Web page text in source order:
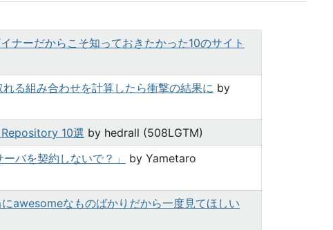
ナーだからこそ知っておきたかった10のサイト
る組み合わせを計算したら衝撃の結果に by
10選 by hedrall (508LGTM)
バを契約しないで？」
by Yametaro
awesomeなものばかりだから一度見てほしい